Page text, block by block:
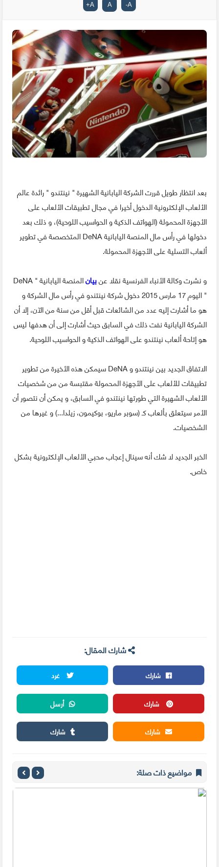
A
-
A
A
+
بعد انتظار طويل قررت الشركة اليابانية الشهيرة " نينتندو " رائدة عالم
الألعاب الإلكترونية الدخول أخيرا في مجال تطبيقات الألعاب على
الأجهزة المحمولة (الهواتف الذكية و الحواسيب اللوحية)، و ذلك بعد
دخولها في رأس مال المنصة اليابانية DeNA المتخصصة في تطوير
ألعاب التسلية على الأجهزة المحمولة.
و نشرت وكالة الأنباء الفرنسية نقلا عنبيان
المنصة اليابانية " DeNA
" اليوم 17 مارس 2015 دخول شركة نينتندو في رأس مال الشركة و
هو ما أشارت إليه عدد من الشائعات قبل أقل من سنة من الآن، إلا أن
الشركة اليابانية نفت ذلك في السابق حيث أشارت إلى أن هدفها ليس
هو إتاحة ألعاب نينتندو على الهواتف الذكية و الحواسيب اللوحية.
الاتفاق الجديد بين نينتندو و DeNA سيمكن هذه الأخيرة من تطوير
تطبيقات للألعاب على الأجهزة المحمولة مقتبسة من من شخصيات
الألعاب الشهيرة التي طورتها نينتندو في السابق، و يمكن أن نتصور أن
الأمر سيتعلق بألعاب كـ (سوبر ماريو، بوكيمون، زيلدا...) و غيرها من
الشخصيات.
الخبر الجديد لا شك أنه سينال إعجاب محبي الألعاب الإلكترونية بشكل
خاص.
شارك المقال:
شارك
غرد
شارك
أرسل
شارك
شارك
مواضيع ذات صلة: